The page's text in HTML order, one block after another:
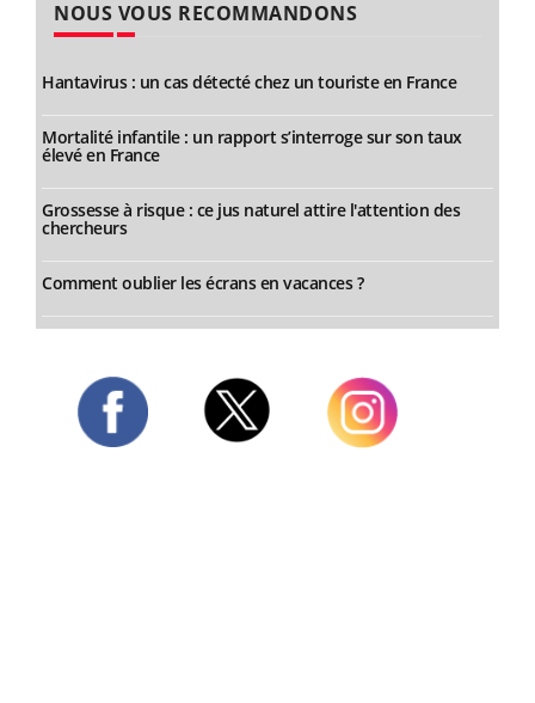
NOUS VOUS RECOMMANDONS
Hantavirus : un cas détecté chez un touriste en France
Mortalité infantile : un rapport s’interroge sur son taux
élevé en France
Grossesse à risque : ce jus naturel attire l'attention des
chercheurs
Comment oublier les écrans en vacances ?